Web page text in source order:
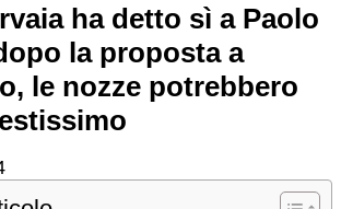
ha detto sì a Paolo
la proposta a
le nozze potrebbero